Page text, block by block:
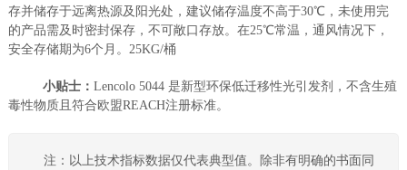
存并储存于远离热源及阳光处，建议储存温度不高于30℃，未使用完
的产品需及时密封保存，不可敞口存放。在25℃常温，通风情况下，
安全存储期为6个月。25KG/桶
小贴士： Lencolo 5044 是新型环保低迁移性光引发剂，不含生殖
毒性物质且符合欧盟REACH注册标准。
注：以上技术指标数据仅代表典型值。除非有明确的书面同